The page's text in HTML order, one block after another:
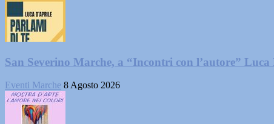
San Severino Marche, a “Incontri con l’autore” Luca
Eventi Marche 8 Agosto 2026